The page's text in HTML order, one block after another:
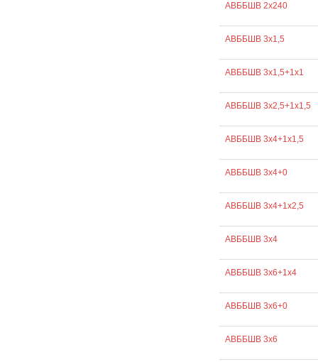
АВББШВ 2х240
АВББШВ 3х1,5
АВББШВ 3х1,5+1х1
АВББШВ 3х2,5+1х1,5
АВББШВ 3х4+1х1,5
АВББШВ 3х4+0
АВББШВ 3х4+1х2,5
АВББШВ 3х4
АВББШВ 3х6+1х4
АВББШВ 3х6+0
АВББШВ 3х6